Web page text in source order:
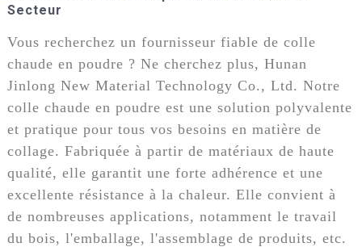
Secteur
Vous recherchez un fournisseur fiable de colle
chaude en poudre ? Ne cherchez plus, Hunan
Jinlong New Material Technology Co., Ltd. Notre
colle chaude en poudre est une solution polyvalente
et pratique pour tous vos besoins en matière de
collage. Fabriquée à partir de matériaux de haute
qualité, elle garantit une forte adhérence et une
excellente résistance à la chaleur. Elle convient à
de nombreuses applications, notamment le travail
du bois, l'emballage, l'assemblage de produits, etc.